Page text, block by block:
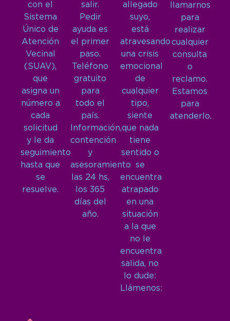
con el
Sistema
Único de
Atención
Vecinal
(SUAV),
que
asigna un
número a
cada
solicitud
y le da
seguimiento
hasta que
se
resuelve.
salir.
Pedir
ayuda es
el primer
paso.
Teléfono
gratuito
para
todo el
país.
Información,
contención
y
asesoramiento
las 24 hs,
los 365
días del
año.
allegado
suyo,
está
atravesando
una crisis
emocional
de
cualquier
tipo,
siente
que nada
tiene
sentido o
se
encuentra
atrapado
en una
situación
a la que
no le
encuentra
salida, no
lo dude:
Llámenos:
llamarnos
para
realizar
cualquier
consulta
o
reclamo.
Estamos
para
atenderlo.